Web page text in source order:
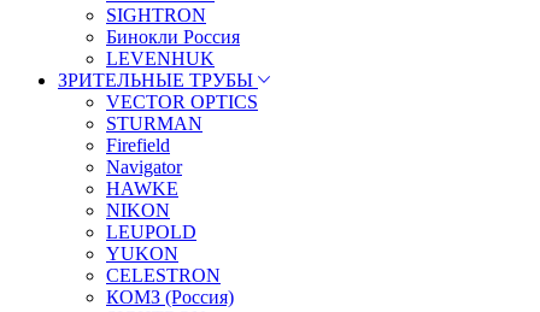
SIGHTRON
Бинокли Россия
LEVENHUK
ЗРИТЕЛЬНЫЕ ТРУБЫ
VECTOR OPTICS
STURMAN
Firefield
Navigator
HAWKE
NIKON
LEUPOLD
YUKON
CELESTRON
КОМЗ (Россия)